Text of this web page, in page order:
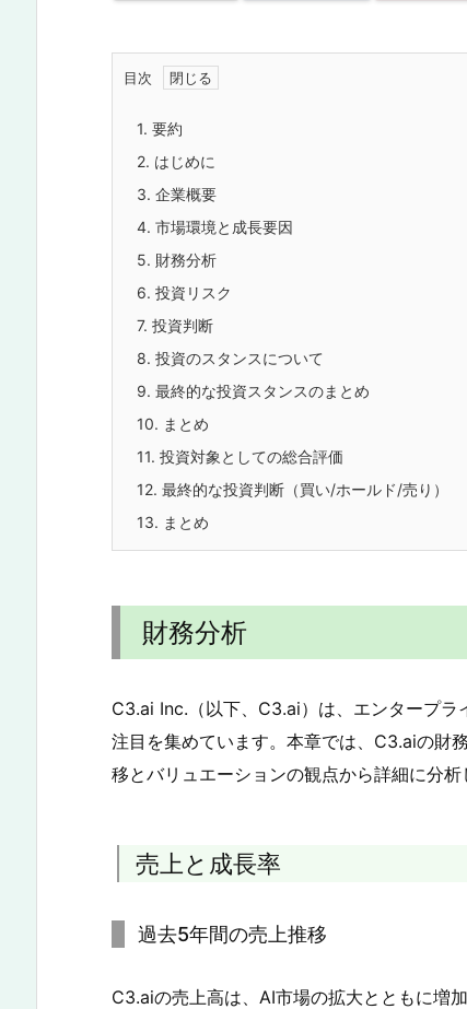
目次
1. 要約
2. はじめに
3. 企業概要
4. 市場環境と成長要因
5. 財務分析
6. 投資リスク
7. 投資判断
8. 投資のスタンスについて
9. 最終的な投資スタンスのまとめ
10. まとめ
11. 投資対象としての総合評価
12. 最終的な投資判断（買い/ホールド/売り）
13. まとめ
財務分析
C3.ai Inc.（以下、C3.ai）は、エンタープ
注目を集めています。本章では、C3.aiの財
移とバリュエーションの観点から詳細に分析
売上と成長率
過去5年間の売上推移
C3.aiの売上高は、AI市場の拡大とともに増